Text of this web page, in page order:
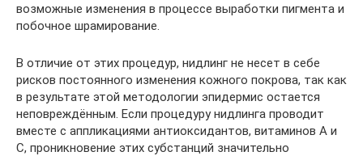
возможные изменения в процессе выработки пигмента и
побочное шрамирование.
В отличие от этих процедур, нидлинг не несет в себе
рисков постоянного изменения кожного покрова, так как
в результате этой методологии эпидермис остается
неповреждённым. Если процедуру нидлинга проводит
вместе с аппликациями антиоксидантов, витаминов А и
С, проникновение этих субстанций значительно